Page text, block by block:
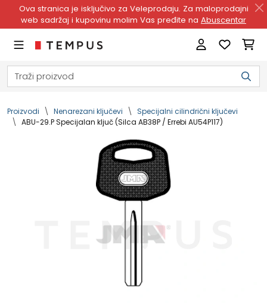
Ova stranica je isključivo za Veleprodaju. Za maloprodajni
web sadržaj i kupovinu molim Vas pređite na Abuscentar
Proizvodi Nenarezani ključevi
Specijalni cilindrični ključevi
ABU-29.P Specijalan ključ (Silca AB38P / Errebi AU54P117)